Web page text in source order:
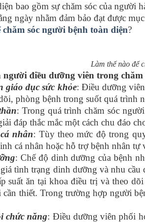
bao gồm sự chăm sóc của
ngày nhằm đảm bảo đạt được
sóc người bệnh toàn diện?
Làm thế nào để
điều dưỡng viên trong
giáo dục sức khỏe: Điều dưỡng viên
phòng bệnh trong suốt quá trình
: Trong quá trình chăm sóc
đáp thắc mắc một cách chu đáo
nhân: Tùy theo mức độ trong
cá nhân hoặc hỗ trợ bệnh nhân tự
: Chế độ dinh dưỡng của bệnh
tình trạng dinh dưỡng và nhu
suất ăn tại khoa điều trị và theo
thiết. Trong trường hợp người
chức năng: Điều dưỡng viên phối